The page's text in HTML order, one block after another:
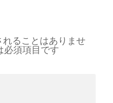
れることはありませ
必須項目です